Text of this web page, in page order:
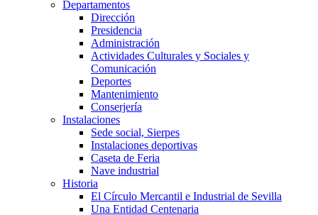
Departamentos
Dirección
Presidencia
Administración
Actividades Culturales y Sociales y
Comunicación
Deportes
Mantenimiento
Conserjería
Instalaciones
Sede social, Sierpes
Instalaciones deportivas
Caseta de Feria
Nave industrial
Historia
El Círculo Mercantil e Industrial de Sevilla
Una Entidad Centenaria